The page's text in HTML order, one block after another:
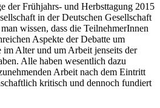
der Frühjahrs- und Herbsttagung 2015
in der Deutschen Gesellschaft
wissen, dass die TeilnehmerInnen
Aspekte der Debatte um
Alter und um Arbeit jenseits der
Alle haben wesentlich dazu
Arbeit nach dem Eintritt
kritisch und dennoch fundiert